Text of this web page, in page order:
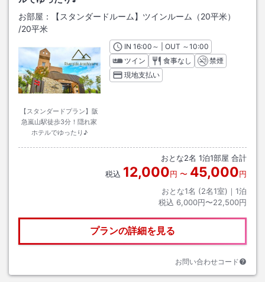
お部屋：
【スタンダードルーム】ツインルーム（20平米）
/20平米
【スタンダードプラン】阪
急嵐山駅徒歩3分！隠れ家
ホテルでゆったり♪
INチェックイン
16:00 ～ | OUT チェックアウト
～10:00
ツイン
食事なし
禁煙
現地支払い
おとな2名 1泊1部屋 合計
税込 12,000円 〜 45,000円
おとな1名 (2名1室)｜ 1泊
税込 6,000円〜22,500円
プランの詳細を見る
お問い合わせコード